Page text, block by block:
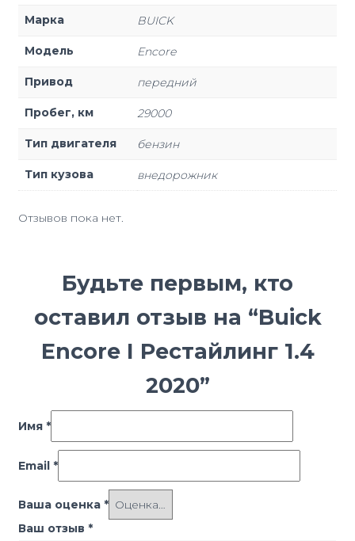
Марка BUICK
Модель Encore
Привод передний
Пробег, км 29000
Тип двигателя бензин
Тип кузова внедорожник
Отзывов пока нет.
Будьте первым, кто
оставил отзыв на “Buick
Encore I Рестайлинг 1.4
2020”
Имя *
Email *
Ваша оценка *
Ваш отзыв *